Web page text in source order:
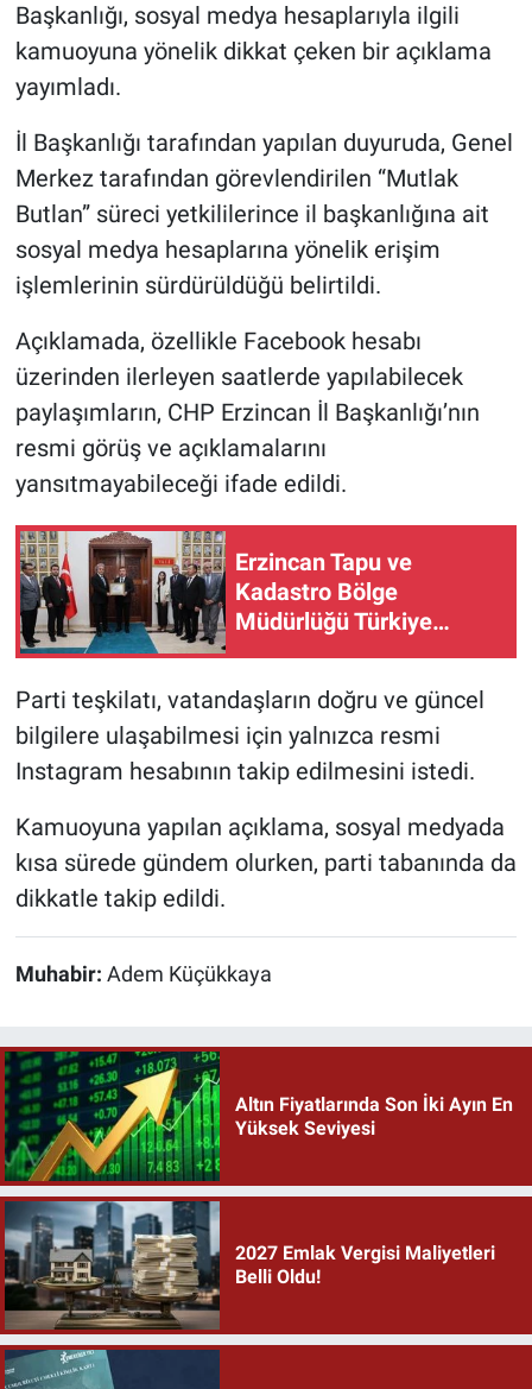
Başkanlığı, sosyal medya hesaplarıyla ilgili
kamuoyuna yönelik dikkat çeken bir açıklama
yayımladı.
İl Başkanlığı tarafından yapılan duyuruda, Genel
Merkez tarafından görevlendirilen “Mutlak
Butlan” süreci yetkililerince il başkanlığına ait
sosyal medya hesaplarına yönelik erişim
işlemlerinin sürdürüldüğü belirtildi.
Açıklamada, özellikle Facebook hesabı
üzerinden ilerleyen saatlerde yapılabilecek
paylaşımların, CHP Erzincan İl Başkanlığı’nın
resmi görüş ve açıklamalarını
yansıtmayabileceği ifade edildi.
Erzincan Tapu ve
Kadastro Bölge
Müdürlüğü Türkiye
Birincisi Oldu
Parti teşkilatı, vatandaşların doğru ve güncel
bilgilere ulaşabilmesi için yalnızca resmi
Instagram hesabının takip edilmesini istedi.
Kamuoyuna yapılan açıklama, sosyal medyada
kısa sürede gündem olurken, parti tabanında da
dikkatle takip edildi.
Muhabir: Adem Küçükkaya
Altın Fiyatlarında Son İki Ayın En
Yüksek Seviyesi
2027 Emlak Vergisi Maliyetleri
Belli Oldu!